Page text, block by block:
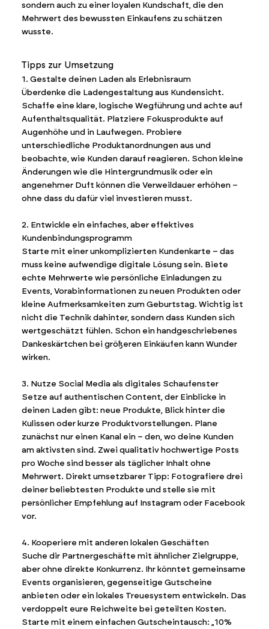
sondern auch zu einer loyalen Kundschaft, die den
Mehrwert des bewussten Einkaufens zu schätzen
wusste.
Tipps zur Umsetzung
1. Gestalte deinen Laden als Erlebnisraum
Überdenke die Ladengestaltung aus Kundensicht.
Schaffe eine klare, logische Wegführung und achte auf
Aufenthaltsqualität. Platziere Fokusprodukte auf
Augenhöhe und in Laufwegen. Probiere
unterschiedliche Produktanordnungen aus und
beobachte, wie Kunden darauf reagieren. Schon kleine
Änderungen wie die Hintergrundmusik oder ein
angenehmer Duft können die Verweildauer erhöhen –
ohne dass du dafür viel investieren musst.
2. Entwickle ein einfaches, aber effektives
Kundenbindungsprogramm
Starte mit einer unkomplizierten Kundenkarte – das
muss keine aufwendige digitale Lösung sein. Biete
echte Mehrwerte wie persönliche Einladungen zu
Events, Vorabinformationen zu neuen Produkten oder
kleine Aufmerksamkeiten zum Geburtstag. Wichtig ist
nicht die Technik dahinter, sondern dass Kunden sich
wertgeschätzt fühlen. Schon ein handgeschriebenes
Dankeskärtchen bei größeren Einkäufen kann Wunder
wirken.
3. Nutze Social Media als digitales Schaufenster
Setze auf authentischen Content, der Einblicke in
deinen Laden gibt: neue Produkte, Blick hinter die
Kulissen oder kurze Produktvorstellungen. Plane
zunächst nur einen Kanal ein – den, wo deine Kunden
am aktivsten sind. Zwei qualitativ hochwertige Posts
pro Woche sind besser als täglicher Inhalt ohne
Mehrwert. Direkt umsetzbarer Tipp: Fotografiere drei
deiner beliebtesten Produkte und stelle sie mit
persönlicher Empfehlung auf Instagram oder Facebook
vor.
4. Kooperiere mit anderen lokalen Geschäften
Suche dir Partnergeschäfte mit ähnlicher Zielgruppe,
aber ohne direkte Konkurrenz. Ihr könntet gemeinsame
Events organisieren, gegenseitige Gutscheine
anbieten oder ein lokales Treuesystem entwickeln. Das
verdoppelt eure Reichweite bei geteilten Kosten.
Starte mit einem einfachen Gutscheintausch: „10%